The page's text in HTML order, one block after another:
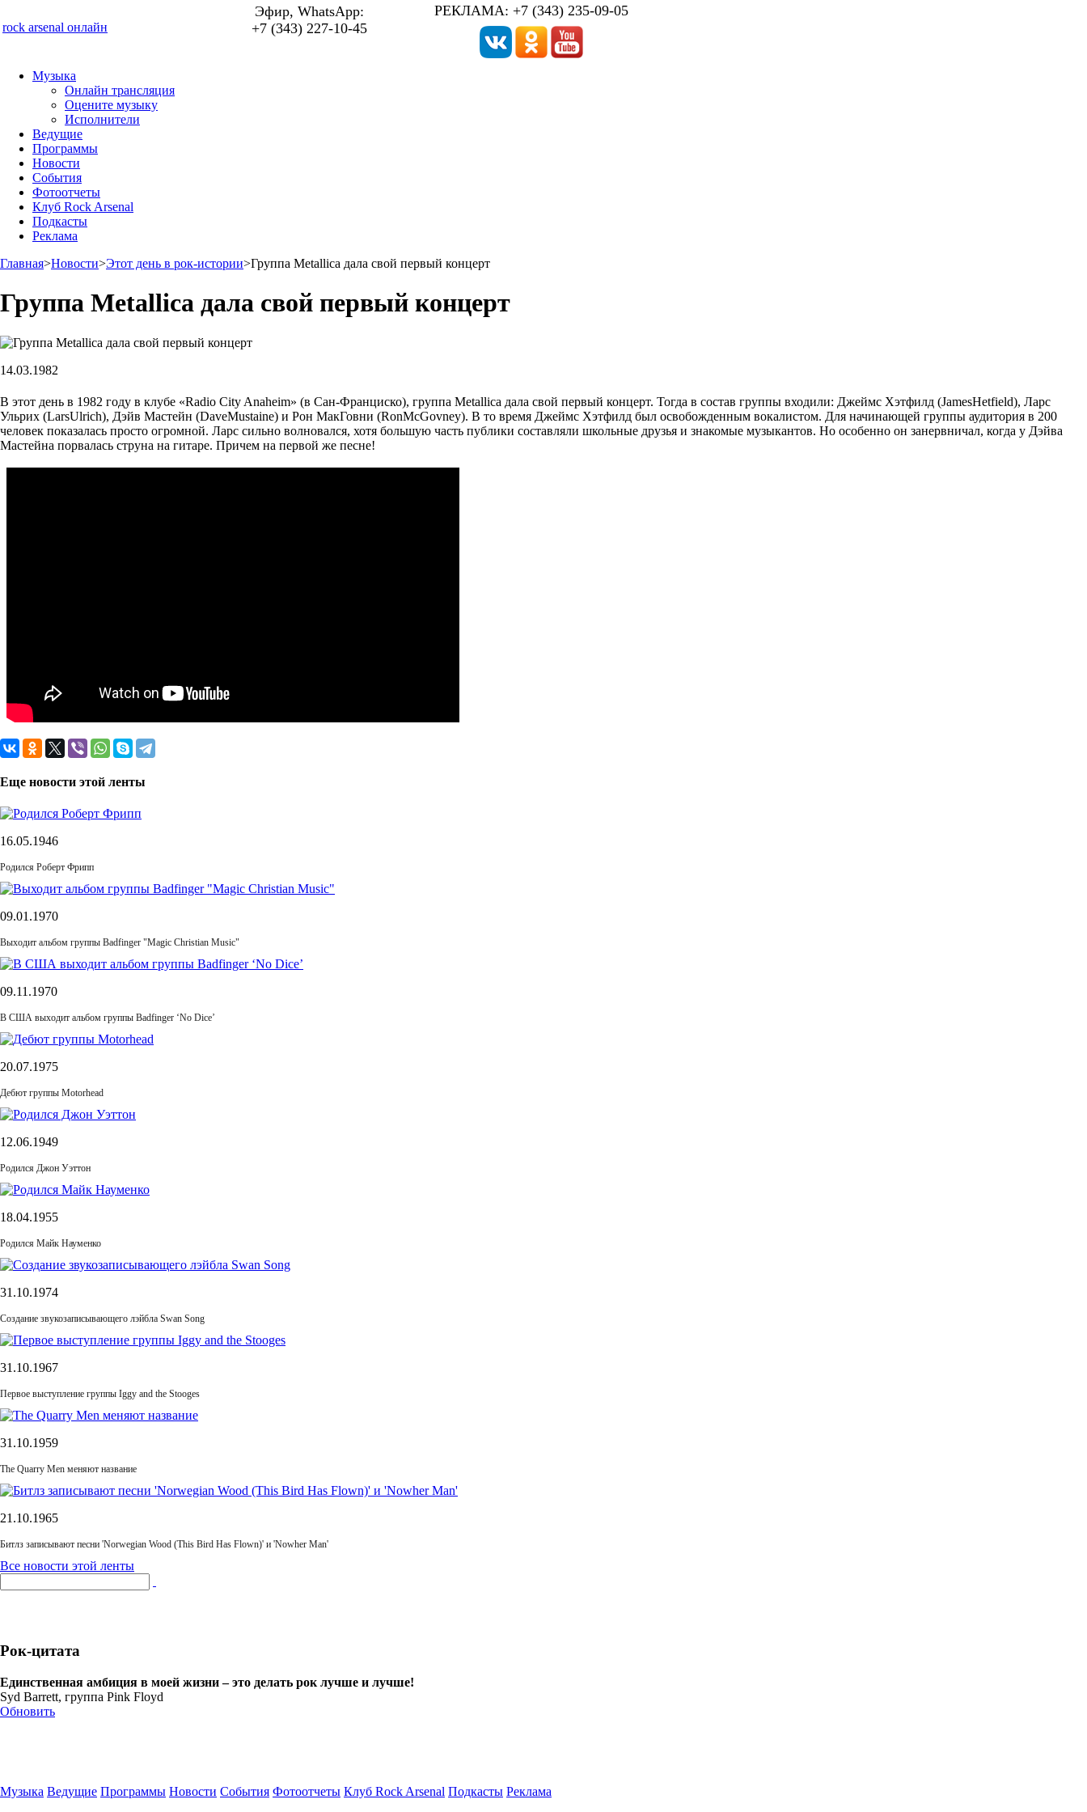
rock arsenal онлайн
Эфир, WhatsApp:
+7 (343) 227-10-45
РЕКЛАМА: +7 (343) 235-09-05
Музыка
Онлайн трансляция
Оцените музыку
Исполнители
Ведущие
Программы
Новости
События
Фотоотчеты
Клуб Rock Arsenal
Подкасты
Реклама
Главная>Новости>Этот день в рок-истории>Группа Metallica дала свой первый концерт
Группа Metallica дала свой первый концерт
14.03.1982
В этот день в 1982 году в клубе «Radio City Anaheim» (в Сан-Франциско), группа Metallica дала свой первый концерт. Тогда в состав группы входили: Джеймс Хэтфилд (JamesHetfield), Ларс
Ульрих (LarsUlrich), Дэйв Мастейн (DaveMustaine) и Рон МакГовни (RonMcGovney). В то время Джеймс Хэтфилд был освобожденным вокалистом. Для начинающей группы аудитория в 200
человек показалась просто огромной. Ларс сильно волновался, хотя большую часть публики составляли школьные друзья и знакомые музыкантов. Но особенно он занервничал, когда у Дэйва
Мастейна порвалась струна на гитаре. Причем на первой же песне!
Еще новости этой ленты
16.05.1946
Родился Роберт Фрипп
09.01.1970
Выходит альбом группы Badfinger "Magic Christian Music"
09.11.1970
В США выходит альбом группы Badfinger ‘No Dice’
20.07.1975
Дебют группы Motorhead
12.06.1949
Родился Джон Уэттон
18.04.1955
Родился Майк Науменко
31.10.1974
Cоздание звукозаписывающего лэйбла Swan Song
31.10.1967
Первое выступление группы Iggy and the Stooges
31.10.1959
The Quarry Men меняют название
21.10.1965
Битлз записывают песни 'Norwegian Wood (This Bird Has Flown)' и 'Nowher Man'
Все новости этой ленты
Рок-цитата
Единственная амбиция в моей жизни – это делать рок лучше и лучше!
Syd Barrett, группа Pink Floyd
Обновить
Музыка Ведущие Программы Новости События Фотоотчеты Клуб Rock Arsenal Подкасты Реклама